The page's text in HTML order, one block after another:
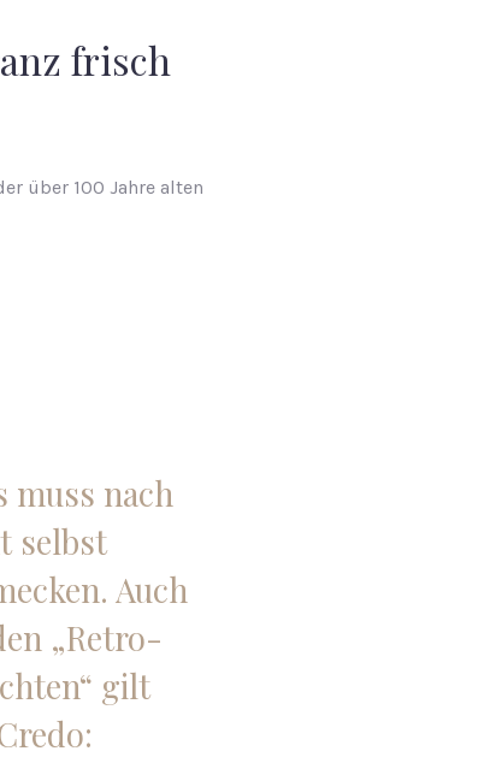
frisch
über 100 Jahre alten
muss nach
selbst
Auch
„Retro-
gilt